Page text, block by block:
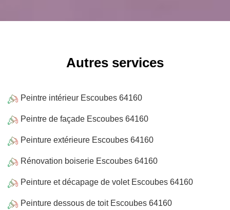
Autres services
Peintre intérieur Escoubes 64160
Peintre de façade Escoubes 64160
Peinture extérieure Escoubes 64160
Rénovation boiserie Escoubes 64160
Peinture et décapage de volet Escoubes 64160
Peinture dessous de toit Escoubes 64160